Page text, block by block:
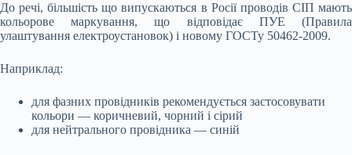
До речі, більшість що випускаються в Росії проводів СІП мають
кольорове маркування, що відповідає ПУЕ (Правила
улаштування електроустановок) і новому ГОСТу 50462-2009.
Наприклад:
для фазних провідників рекомендується застосовувати
кольори — коричневий, чорний і сірий
для нейтрального провідника — синій